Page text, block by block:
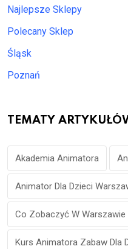
Najlepsze Sklepy
Polecany Sklep
Śląsk
Poznań
TEMATY
Akademia Animatora
Animator Dla Dzieci
Co Zobaczyć W Warszawie
Kurs Animatora Zabaw Dla